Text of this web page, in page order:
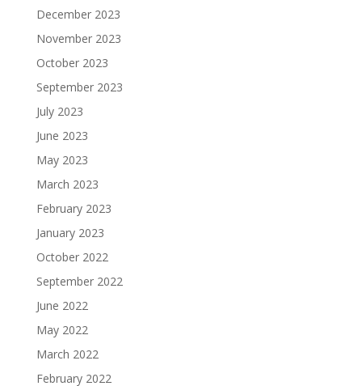
December 2023
November 2023
October 2023
September 2023
July 2023
June 2023
May 2023
March 2023
February 2023
January 2023
October 2022
September 2022
June 2022
May 2022
March 2022
February 2022